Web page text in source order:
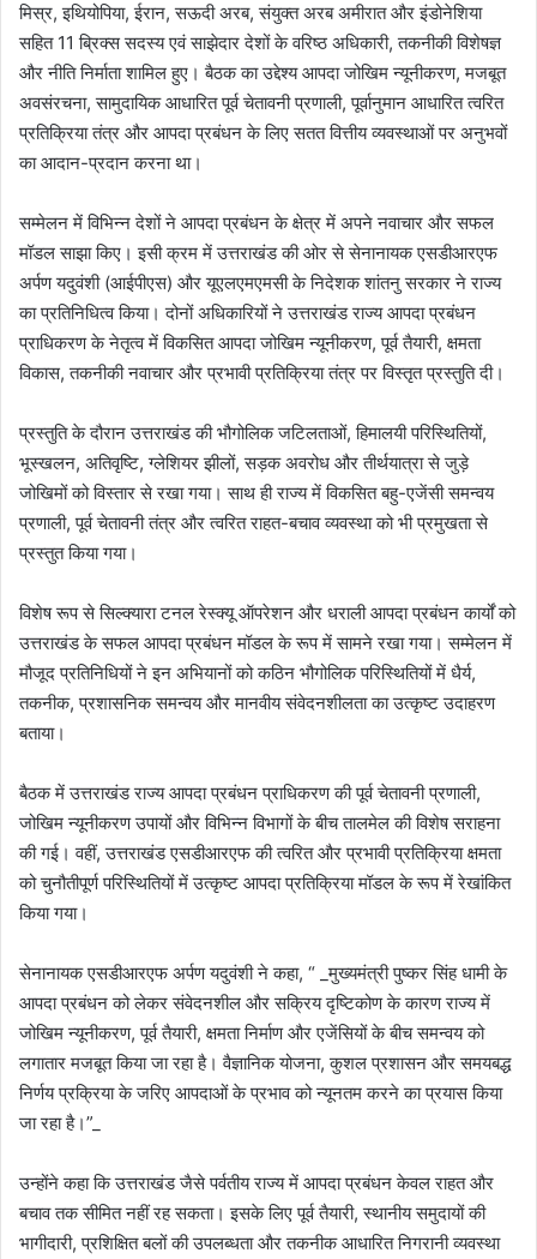
मिस्र, इथियोपिया, ईरान, सऊदी अरब, संयुक्त अरब अमीरात और इंडोनेशिया
सहित 11 ब्रिक्स सदस्य एवं साझेदार देशों के वरिष्ठ अधिकारी, तकनीकी विशेषज्ञ
और नीति निर्माता शामिल हुए। बैठक का उद्देश्य आपदा जोखिम न्यूनीकरण, मजबूत
अवसंरचना, सामुदायिक आधारित पूर्व चेतावनी प्रणाली, पूर्वानुमान आधारित त्वरित
प्रतिक्रिया तंत्र और आपदा प्रबंधन के लिए सतत वित्तीय व्यवस्थाओं पर अनुभवों
का आदान-प्रदान करना था।
सम्मेलन में विभिन्न देशों ने आपदा प्रबंधन के क्षेत्र में अपने नवाचार और सफल
मॉडल साझा किए। इसी क्रम में उत्तराखंड की ओर से सेनानायक एसडीआरएफ
अर्पण यदुवंशी (आईपीएस) और यूएलएमएमसी के निदेशक शांतनु सरकार ने राज्य
का प्रतिनिधित्व किया। दोनों अधिकारियों ने उत्तराखंड राज्य आपदा प्रबंधन
प्राधिकरण के नेतृत्व में विकसित आपदा जोखिम न्यूनीकरण, पूर्व तैयारी, क्षमता
विकास, तकनीकी नवाचार और प्रभावी प्रतिक्रिया तंत्र पर विस्तृत प्रस्तुति दी।
प्रस्तुति के दौरान उत्तराखंड की भौगोलिक जटिलताओं, हिमालयी परिस्थितियों,
भूस्खलन, अतिवृष्टि, ग्लेशियर झीलों, सड़क अवरोध और तीर्थयात्रा से जुड़े
जोखिमों को विस्तार से रखा गया। साथ ही राज्य में विकसित बहु-एजेंसी समन्वय
प्रणाली, पूर्व चेतावनी तंत्र और त्वरित राहत-बचाव व्यवस्था को भी प्रमुखता से
प्रस्तुत किया गया।
विशेष रूप से सिल्क्यारा टनल रेस्क्यू ऑपरेशन और धराली आपदा प्रबंधन कार्यों को
उत्तराखंड के सफल आपदा प्रबंधन मॉडल के रूप में सामने रखा गया। सम्मेलन में
मौजूद प्रतिनिधियों ने इन अभियानों को कठिन भौगोलिक परिस्थितियों में धैर्य,
तकनीक, प्रशासनिक समन्वय और मानवीय संवेदनशीलता का उत्कृष्ट उदाहरण
बताया।
बैठक में उत्तराखंड राज्य आपदा प्रबंधन प्राधिकरण की पूर्व चेतावनी प्रणाली,
जोखिम न्यूनीकरण उपायों और विभिन्न विभागों के बीच तालमेल की विशेष सराहना
की गई। वहीं, उत्तराखंड एसडीआरएफ की त्वरित और प्रभावी प्रतिक्रिया क्षमता
को चुनौतीपूर्ण परिस्थितियों में उत्कृष्ट आपदा प्रतिक्रिया मॉडल के रूप में रेखांकित
किया गया।
सेनानायक एसडीआरएफ अर्पण यदुवंशी ने कहा, “ _मुख्यमंत्री पुष्कर सिंह धामी के
आपदा प्रबंधन को लेकर संवेदनशील और सक्रिय दृष्टिकोण के कारण राज्य में
जोखिम न्यूनीकरण, पूर्व तैयारी, क्षमता निर्माण और एजेंसियों के बीच समन्वय को
लगातार मजबूत किया जा रहा है। वैज्ञानिक योजना, कुशल प्रशासन और समयबद्ध
निर्णय प्रक्रिया के जरिए आपदाओं के प्रभाव को न्यूनतम करने का प्रयास किया
जा रहा है।”_
उन्होंने कहा कि उत्तराखंड जैसे पर्वतीय राज्य में आपदा प्रबंधन केवल राहत और
बचाव तक सीमित नहीं रह सकता। इसके लिए पूर्व तैयारी, स्थानीय समुदायों की
भागीदारी, प्रशिक्षित बलों की उपलब्धता और तकनीक आधारित निगरानी व्यवस्था